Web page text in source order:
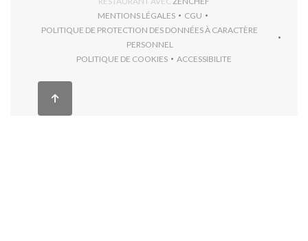
MENTIONS LÉGALES
((OUVRE UNE NOUVELLE FENÊTRE))
CGU
((OUVRE UNE NOUVELLE
POLITIQUE DE PROTECTION DES DONNÉES À CARACTÈRE
PERSONNEL((OUVRE UNE NOUVELLE FENÊTRE))
POLITIQUE DE COOKIES
((OUVRE UNE NOUVELLE FENÊTRE))
ACCESSIBILITE
((OUVRE UNE NOUVELLE